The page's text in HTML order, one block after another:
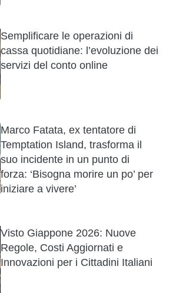
Semplificare le operazioni di
cassa quotidiane: l’evoluzione dei
servizi del conto online
Marco Fatata, ex tentatore di
Temptation Island, trasforma il
suo incidente in un punto di
forza: ‘Bisogna morire un po’ per
iniziare a vivere’
Visto Giappone 2026: Nuove
Regole, Costi Aggiornati e
Innovazioni per i Cittadini Italiani